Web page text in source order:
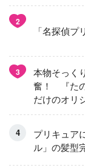
2
「名探偵
3
本物そっく
奮！ 『たの
だけのオリ
くるせんた
プリキュア
ル」の髪型